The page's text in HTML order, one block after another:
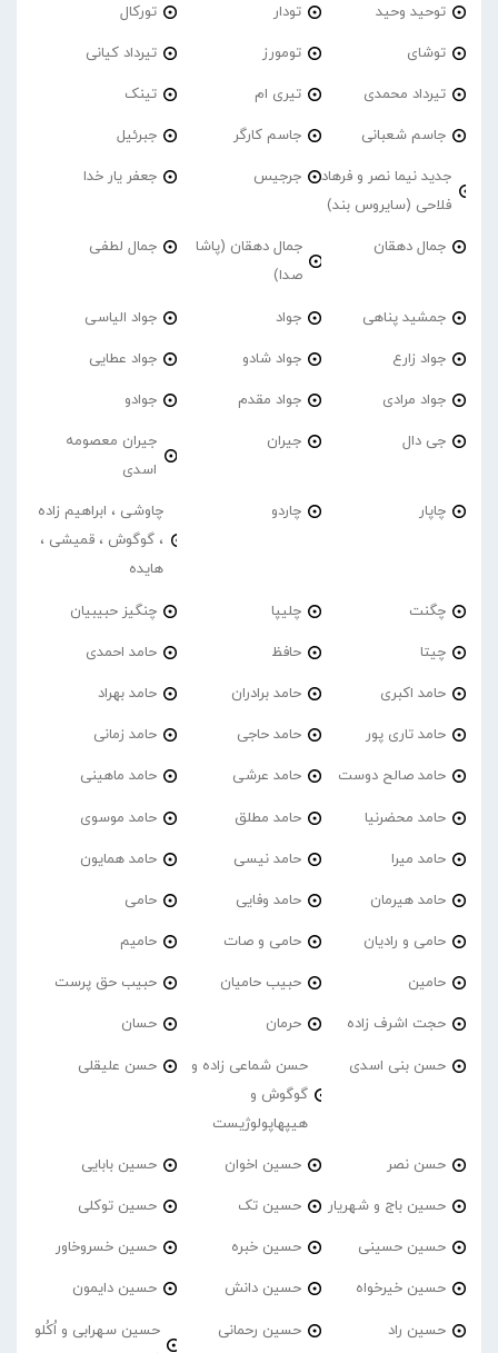
توحید وحید تودار تورکال
توشای تومورز تیرداد کیانی
تیرداد محمدی تیری ام تینک
جاسم شعبانی جاسم کارگر جبرئیل
جدید نیما نصر و فرهاد
فلاحی (سایروس بند)
جرجیس جعفر یار خدا
جمال دهقان
جمال دهقان (پاشا
صدا)
جمال لطفی
جمشید پناهی جواد جواد الیاسی
جواد زارع جواد شادو جواد عطایی
جواد مرادی جواد مقدم جوادو
جی دال جیران
جیران معصومه
اسدی
چاپار چاردو
چاوشی ، ابراهیم زاده
، گوگوش ، قمیشی ،
هایده
چگنت چلیپا چنگیز حبیبیان
چیتا حافظ حامد احمدی
حامد اکبری حامد برادران حامد بهراد
حامد تاری پور حامد حاجی حامد زمانی
حامد صالح دوست حامد عرشی حامد ماهینی
حامد محضرنیا حامد مطلق حامد موسوی
حامد میرا حامد نیسی حامد همایون
حامد هیرمان حامد وفایی حامی
حامی و رادیان حامی و صات حامیم
حامین حبیب حامیان حبیب حق پرست
حجت اشرف زاده حرمان حسان
حسن بنی اسدی
حسن شماعی زاده و
گوگوش و
هیپهاپولوژیست
حسن علیقلی
حسن نصر حسین اخوان حسین بابایی
حسین باج و شهریار حسین تک حسین توکلی
حسین حسینی حسین خبره حسین خسروخاور
حسین خیرخواه حسین دانش حسین دایمون
حسین راد حسین رحمانی
حسین سهرابی و اُکُلو